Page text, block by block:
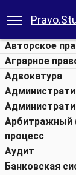
Авторское
Аграрное
Адвокатура
Арбитражный
процесс
Аудит
Банковская